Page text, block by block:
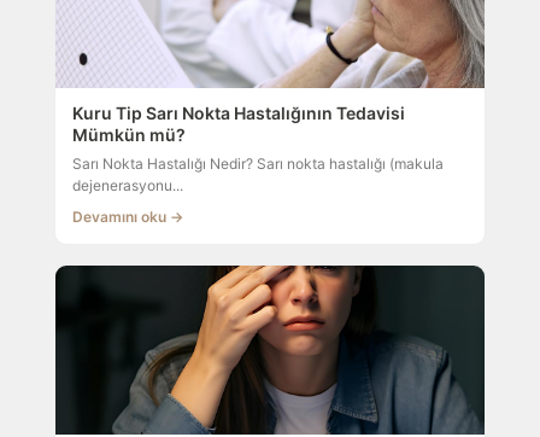
Kuru Tip Sarı Nokta Hastalığının Tedavisi
Mümkün mü?
Sarı Nokta Hastalığı Nedir? Sarı nokta hastalığı (makula
dejenerasyonu...
Devamını oku →